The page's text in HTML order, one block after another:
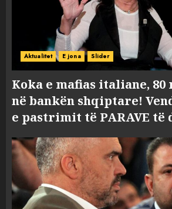
Aktualitet E jona Slider
Koka e mafias italiane,
në bankën shqiptare!
e pastrimit të PARAVE të